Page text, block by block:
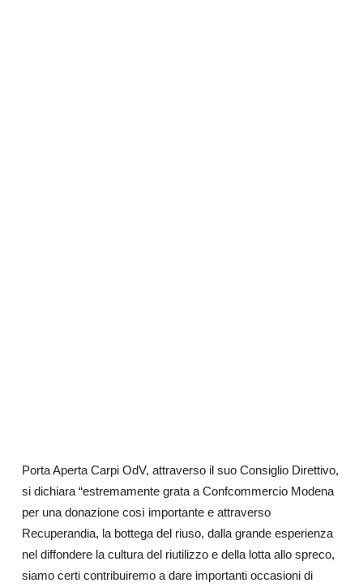
Porta Aperta Carpi OdV, attraverso il suo Consiglio Direttivo,
si dichiara “estremamente grata a Confcommercio Modena
per una donazione così importante e attraverso
Recuperandia, la bottega del riuso, dalla grande esperienza
nel diffondere la cultura del riutilizzo e della lotta allo spreco,
siamo certi contribuiremo a dare importanti occasioni di